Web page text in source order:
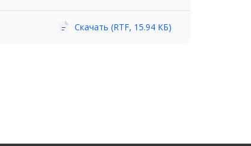
Скачать (RTF, 15.94 КБ)